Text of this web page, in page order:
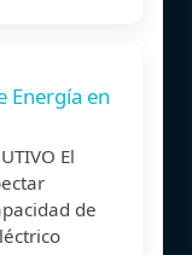
Energía en
El
de